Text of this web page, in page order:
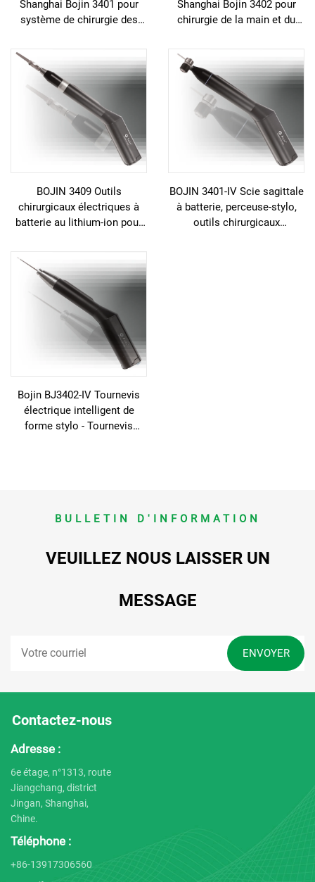
Shanghai Bojin 3401 pour
système de chirurgie des
Shanghai Bojin 3402 pour
chirurgie de la main et du
BOJIN 3409 Outils
chirurgicaux électriques à
batterie au lithium-ion pour
neurochirurgie et des petits
os
BOJIN 3401-IV Scie sagittale
à batterie, perceuse-stylo,
outils chirurgicaux
Bojin BJ3402-IV Tournevis
électrique intelligent de
forme stylo - Tournevis
BULLETIN D'INFORMATION
VEUILLEZ NOUS LAISSER UN
MESSAGE
Contactez-nous
Adresse :
6e étage, n°1313, route
Jiangchang, district
Jingan, Shanghai,
Chine.
Téléphone :
+86-13917306560